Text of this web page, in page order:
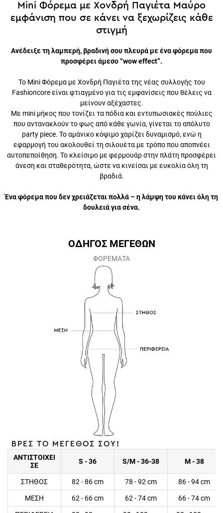
Mini Φόρεμα με Χονδρή Παγιέτα Μαύρο
εμφάνιση που σε κάνει να ξεχωρίζεις κάθε
στιγμή
Ανέδειξε τη λαμπερή, βραδινή σου πλευρά με ένα φόρεμα που
προσφέρει άμεσο “wow effect”.
Το Mini Φόρεμα με Χονδρή Παγιέτα της νέας συλλογής του
Fashioncore είναι φτιαγμένο για τις εμφανίσεις που θέλεις να
μείνουν αξέχαστες.
Με mini μήκος που τονίζει τα πόδια και εντυπωσιακές πούλιες που
αντανακλούν το φως από κάθε γωνία, γίνεται το απόλυτο party
piece. Το αμάνικο κόψιμο χαρίζει δυναμισμό, ενώ η εφαρμογή του
ακολουθεί τη σιλουέτα με τρόπο που αποπνέει αυτοπεποίθηση. Το
κλείσιμο με φερμουάρ στην πλάτη προσφέρει άνεση και
σταθερότητα, ώστε να κινείσαι με ευκολία όλη τη βραδιά.
όλη τη δουλειά για σένα.
ΦΟΡΕΜΑΤΑ
ΒΡΕΣ ΤΟ ΜΕΓΕΘΟΣ ΣΟΥ!
ΑΝΤΙΣΤΟΙΧΕΙ
ΣΕ
S - 36 S/M - 36-38 M - 38